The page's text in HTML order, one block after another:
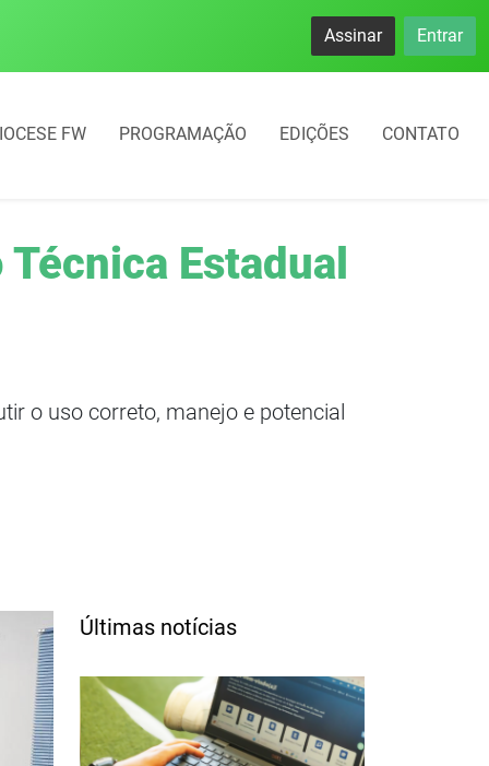
Assinar Entrar
FW PROGRAMAÇÃO EDIÇÕES CONTATO
Estadual
o uso correto, manejo e potencial
Últimas notícias